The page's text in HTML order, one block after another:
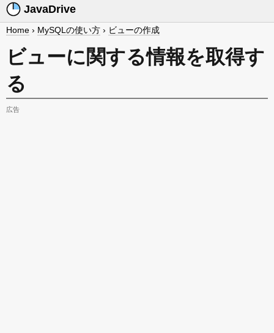
JavaDrive
Home › MySQLの使い方 › ビューの作成
ビューに関する情報を取得す
る
広告